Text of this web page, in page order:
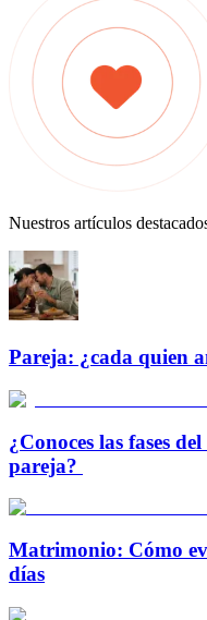
Nuestros artículos
Pareja: ¿cada quien
¿Conoces las fases
pareja?
Matrimonio: Cómo
días